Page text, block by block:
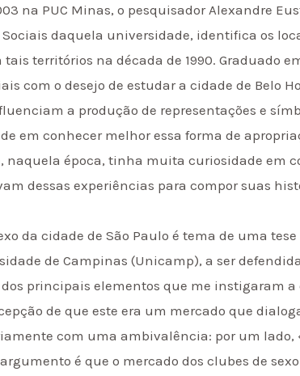
na PUC Minas, o pesquisador Alexandre
daquela universidade, identifica os
territórios na década de 1990. Graduado
com o desejo de estudar a cidade de Belo
a produção de representações e
em conhecer melhor essa forma de
época, tinha muita curiosidade em
dessas experiências para compor suas
da cidade de São Paulo é tema de uma
de Campinas (Unicamp), a ser
dos principais elementos que me instigaram
de que este era um mercado que
com uma ambivalência: por um lado,
é que o mercado dos clubes de